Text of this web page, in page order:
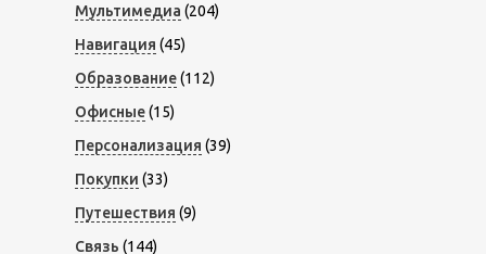
Мультимедиа (204)
Навигация (45)
Образование(112)
Офисные(15)
Персонализация (39)
Покупки (33)
Путешествия (9)
Связь (144)